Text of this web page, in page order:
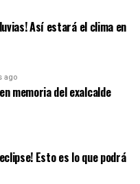
Así estará el clima en
ago
memoria del exalcalde
Esto es lo que podrá